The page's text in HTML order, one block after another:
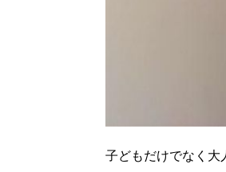
子どもだけでなく大